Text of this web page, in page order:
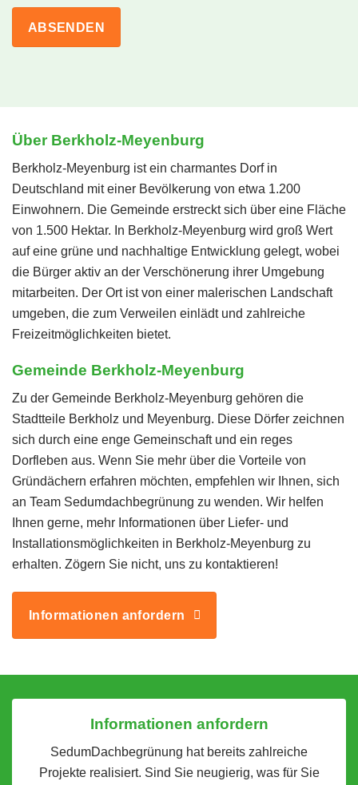
Über Berkholz-Meyenburg
Berkholz-Meyenburg ist ein charmantes Dorf in
Deutschland mit einer Bevölkerung von etwa 1.200
Einwohnern. Die Gemeinde erstreckt sich über eine Fläche
von 1.500 Hektar. In Berkholz-Meyenburg wird groß Wert
auf eine grüne und nachhaltige Entwicklung gelegt, wobei
die Bürger aktiv an der Verschönerung ihrer Umgebung
mitarbeiten. Der Ort ist von einer malerischen Landschaft
umgeben, die zum Verweilen einlädt und zahlreiche
Freizeitmöglichkeiten bietet.
Gemeinde Berkholz-Meyenburg
Zu der Gemeinde Berkholz-Meyenburg gehören die
Stadtteile Berkholz und Meyenburg. Diese Dörfer zeichnen
sich durch eine enge Gemeinschaft und ein reges
Dorfleben aus. Wenn Sie mehr über die Vorteile von
Gründächern erfahren möchten, empfehlen wir Ihnen, sich
an Team Sedumdachbegrünung zu wenden. Wir helfen
Ihnen gerne, mehr Informationen über Liefer- und
Installationsmöglichkeiten in Berkholz-Meyenburg zu
erhalten. Zögern Sie nicht, uns zu kontaktieren!
Informationen anfordern
Informationen anfordern
SedumDachbegrünung hat bereits zahlreiche
Projekte realisiert. Sind Sie neugierig, was für Sie